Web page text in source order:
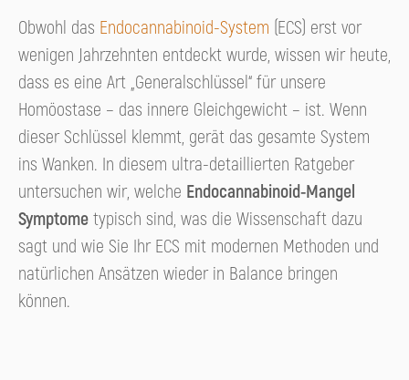
Obwohl das Endocannabinoid-System (ECS) erst vor
wenigen Jahrzehnten entdeckt wurde, wissen wir heute,
dass es eine Art „Generalschlüssel“ für unsere
Homöostase – das innere Gleichgewicht – ist. Wenn
dieser Schlüssel klemmt, gerät das gesamte System
ins Wanken. In diesem ultra-detaillierten Ratgeber
untersuchen wir, welche Endocannabinoid-Mangel
Symptome typisch sind, was die Wissenschaft dazu
sagt und wie Sie Ihr ECS mit modernen Methoden und
natürlichen Ansätzen wieder in Balance bringen
können.